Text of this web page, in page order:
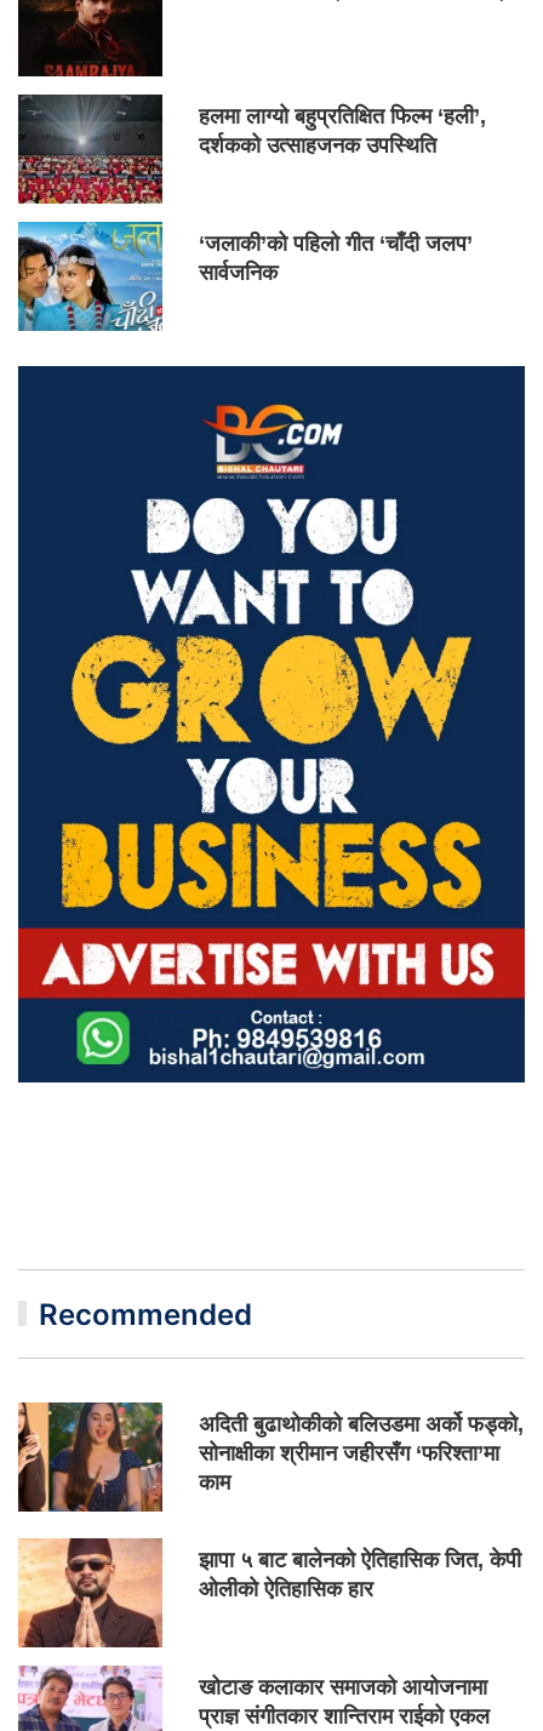
हलमा लाग्यो बहुप्रतिक्षित फिल्म ‘हली’,
दर्शकको उत्साहजनक उपस्थिति
‘जलाकी’को पहिलो गीत ‘चाँदी जलप’
सार्वजनिक
Recommended
अदिती बुढाथोकीको बलिउडमा अर्को फड्को,
सोनाक्षीका श्रीमान जहीरसँग ‘फरिश्ता’मा
काम
झापा ५ बाट बालेनको ऐतिहासिक जित, केपी
ओलीको ऐतिहासिक हार
खोटाङ कलाकार समाजको आयोजनामा
प्राज्ञ संगीतकार शान्तिराम राईको एकल